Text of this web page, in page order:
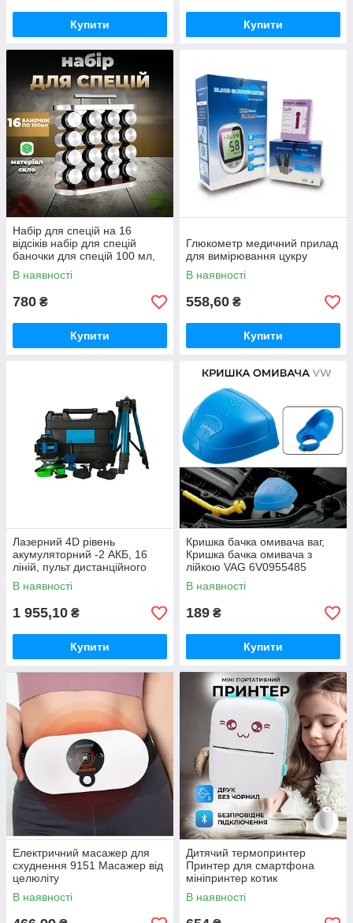
Купити Купити
Набір для спецій на 16
відсіків набір для спецій
баночки для спецій 100 мл,
підставка для спецій
В наявності
780 ₴
Купити
Глюкометр медичний прилад
для вимірювання цукру
В наявності
558,60 ₴
Купити
Лазерний 4D рівень
акумуляторний -2 АКБ, 16
ліній, пульт дистанційного
керування, цифровий
дисплей, штатив, повний
набір для
В наявності
1 955,10 ₴
Купити
Кришка бачка омивача ваг,
Кришка бачка омивача з
лійкою VAG 6V0955485
В наявності
189 ₴
Купити
Електричний масажер для
схуднення 9151 Масажер від
целюліту
В наявності
Дитячий термопринтер
Принтер для смартфона
мініпринтер котик
портативний рожевий, Міні
принтер для фото
В наявності